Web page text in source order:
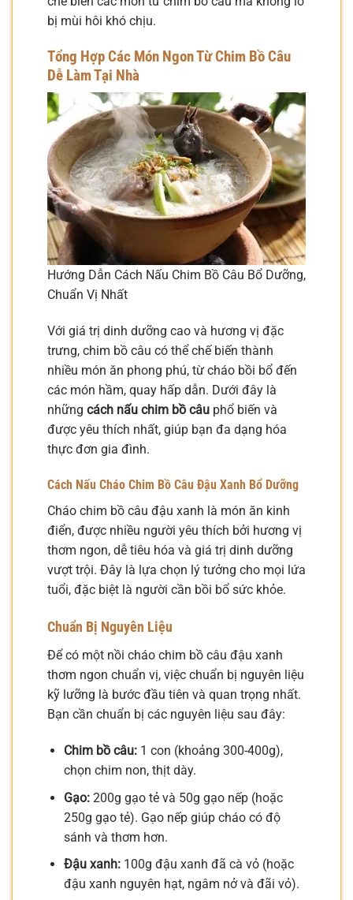
bị mùi hôi khó chịu.
Tổng Hợp Các Món Ngon Từ Chim Bồ Câu
Dễ Làm Tại Nhà
Hướng Dẫn Cách Nấu Chim Bồ Câu Bổ Dưỡng,
Chuẩn Vị Nhất
Với giá trị dinh dưỡng cao và hương vị đặc
trưng, chim bồ câu có thể chế biến thành
nhiều món ăn phong phú, từ cháo bồi bổ đến
các món hầm, quay hấp dẫn. Dưới đây là
những cách nấu chim bồ câu phổ biến và
được yêu thích nhất, giúp bạn đa dạng hóa
thực đơn gia đình.
Cách Nấu Cháo Chim Bồ Câu Đậu Xanh Bổ Dưỡng
Cháo chim bồ câu đậu xanh là món ăn kinh
điển, được nhiều người yêu thích bởi hương vị
thơm ngon, dễ tiêu hóa và giá trị dinh dưỡng
vượt trội. Đây là lựa chọn lý tưởng cho mọi lứa
tuổi, đặc biệt là người cần bồi bổ sức khỏe.
Chuẩn Bị Nguyên Liệu
Để có một nồi cháo chim bồ câu đậu xanh
thơm ngon chuẩn vị, việc chuẩn bị nguyên liệu
kỹ lưỡng là bước đầu tiên và quan trọng nhất.
Bạn cần chuẩn bị các nguyên liệu sau đây:
Chim bồ câu:1 con (khoảng 300-400g),
chọn chim non, thịt dày.
Gạo:200g gạo tẻ và 50g gạo nếp (hoặc
250g gạo tẻ). Gạo nếp giúp cháo có độ
sánh và thơm hơn.
Đậu xanh:100g đậu xanh đã cà vỏ (hoặc
đậu xanh nguyên hạt, ngâm nở và đãi vỏ).